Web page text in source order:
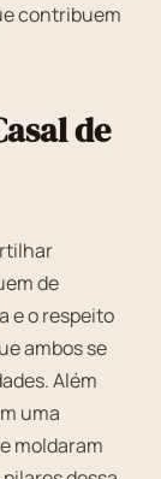
contribuem
de
de
e o respeito
ambos se
Além
uma
moldaram